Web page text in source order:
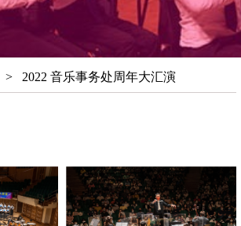
> 2022 音乐事务处周年大汇演